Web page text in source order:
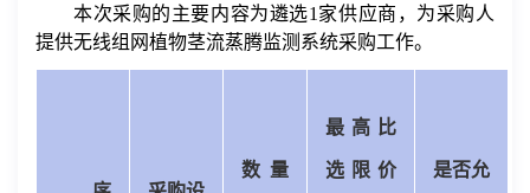
本次采购的主要内容为遴选1 家供应商，为采购人
提供无线组网植物茎流蒸腾监测系统采购工作。
数量
最高比
选限价 是否允